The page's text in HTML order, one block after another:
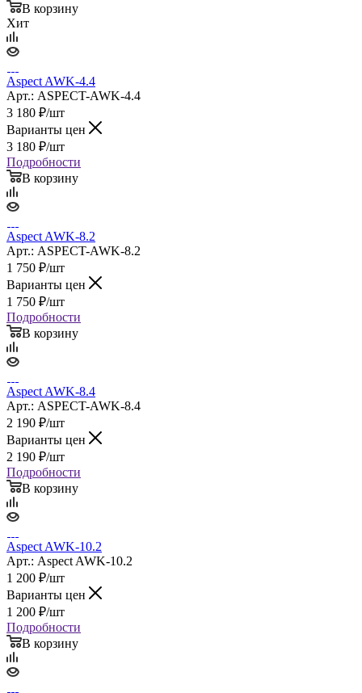
В корзину
Хит
Aspect AWK-4.4
Арт.: ASPECT-AWK-4.4
3 180 ₽/шт
Варианты цен
3 180 ₽/шт
Подробности
В корзину
Aspect AWK-8.2
Арт.: ASPECT-AWK-8.2
1 750 ₽/шт
Варианты цен
1 750 ₽/шт
Подробности
В корзину
Aspect AWK-8.4
Арт.: ASPECT-AWK-8.4
2 190 ₽/шт
Варианты цен
2 190 ₽/шт
Подробности
В корзину
Aspect AWK-10.2
Арт.: Aspect AWK-10.2
1 200 ₽/шт
Варианты цен
1 200 ₽/шт
Подробности
В корзину